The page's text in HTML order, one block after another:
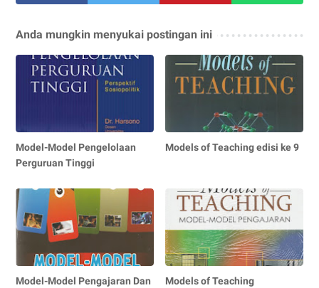
Anda mungkin menyukai postingan ini
Model-Model Pengelolaan
Perguruan Tinggi
Models of Teaching edisi ke 9
Model-Model Pengajaran Dan
Models of Teaching